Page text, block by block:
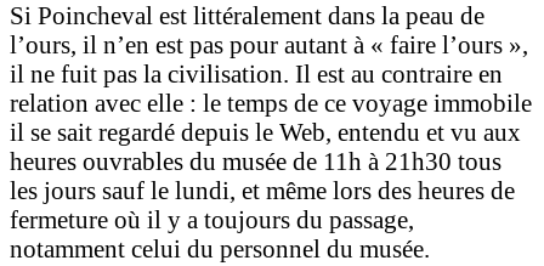
Si Poincheval est littéralement dans la peau de
l’ours, il n’en est pas pour autant à « faire l’ours »,
il ne fuit pas la civilisation. Il est au contraire en
relation avec elle : le temps de ce voyage immobile
il se sait regardé depuis le Web, entendu et vu aux
heures ouvrables du musée de 11h à 21h30 tous
les jours sauf le lundi, et même lors des heures de
fermeture où il y a toujours du passage,
notamment celui du personnel du musée.